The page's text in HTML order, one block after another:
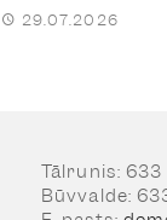
29.07.2026
Tālrunis:
Būvvalde: